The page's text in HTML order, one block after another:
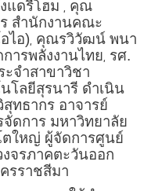
แดรี่โฮม , คุณ
สำนักงานคณะ
ไอ), คุณรวิวัฒน์ พนา
ารพลังงานไทย, รศ.
จำสาขาวิชา
โลยีสุรนารี ดำเนิน
ทธากร อาจารย์
ดการ มหาวิทยาลัย
ใหญ่ ผู้จัดการศูนย์
งจรภาคตะวันออก
รราชสีมา